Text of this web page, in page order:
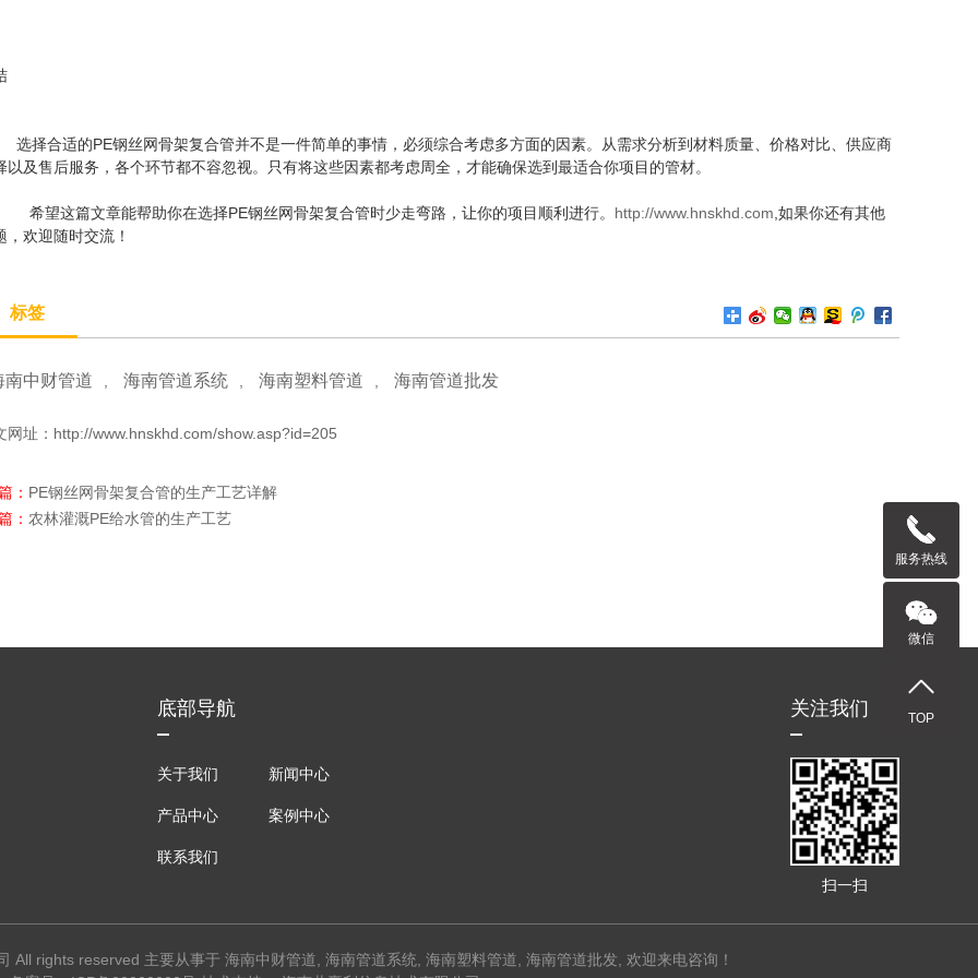
合适的PE钢丝网骨架复合管并不是一件简单的事情，必须综合考虑多方面的因素。从需求分析到材料质量、价格对比、供应商
以及售后服务，各个环节都不容忽视。只有将这些因素都考虑周全，才能确保选到最适合你项目的管材。
这篇文章能帮助你在选择PE钢丝网骨架复合管时少走弯路，让你的项目顺利进行。 http://www.hnskhd.com ,如果你还有其他
，欢迎随时交流！
标签
南中财管道 海南管道系统 海南塑料管道 海南管道批发
网址： http://www.hnskhd.com/show.asp?id=205
： PE钢丝网骨架复合管的生产工艺详解
： 农林灌溉PE给水管的生产工艺
底部导航
关于我们 新闻中心
产品中心 案例中心
联系我们
关注我们
扫一扫
All rights reserved 主要从事于 海南中财管道 海南管道系统 海南塑料管道 海南管道批发 , 欢迎来电咨询！
服务热线
微信
TOP